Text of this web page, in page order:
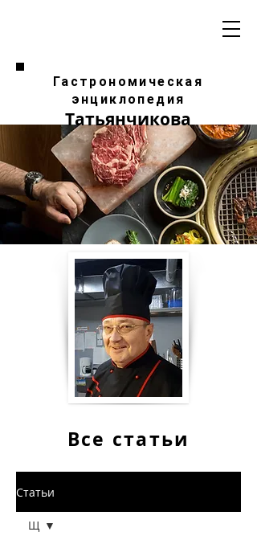
Гастрономическая
энциклопедия
Татьянчикова
Все статьи
Статьи
Щ